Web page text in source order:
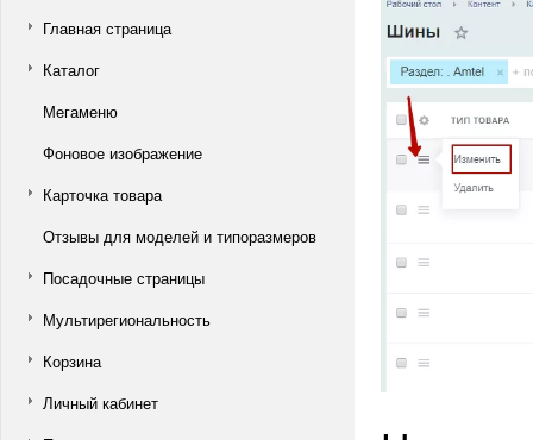
Главная страница
Каталог
Мегаменю
Фоновое изображение
Карточка товара
Отзывы для моделей и типоразмеров
Посадочные страницы
Мультирегиональность
Корзина
Личный кабинет